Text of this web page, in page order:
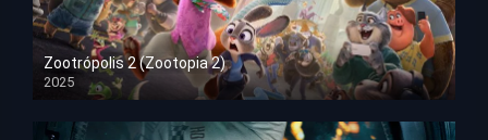
Zootrópolis 2 (Zootopia 2)
2025
HD 1080p